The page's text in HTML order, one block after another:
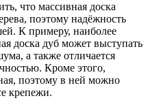
что массивная доска
поэтому надёжность
К примеру, наиболее
доска дуб может выступать
а также отличается
Кроме этого,
поэтому в ней можно
крепежи.